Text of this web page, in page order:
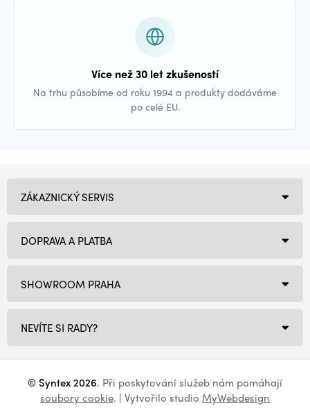
Více než 30 let zkušeností
Na trhu působíme od roku 1994 a produkty dodáváme
po celé EU.
SHOWROOM PRAHA
NEVÍTE SI RADY?
ZÁKAZNICKÝ SERVIS
DOPRAVA A PLATBA
© Syntex 2026. Při poskytování služeb nám pomáhají
soubory cookie. | Vytvořilo studio MyWebdesign